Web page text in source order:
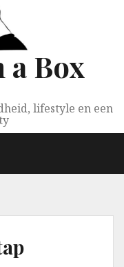
a Box
lifestyle en een